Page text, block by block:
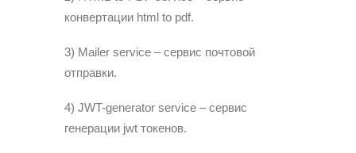
конвертации html to pdf.
3) Mailer service – сервис почтовой
отправки.
4) JWT-generator service – сервис
генерации jwt токенов.